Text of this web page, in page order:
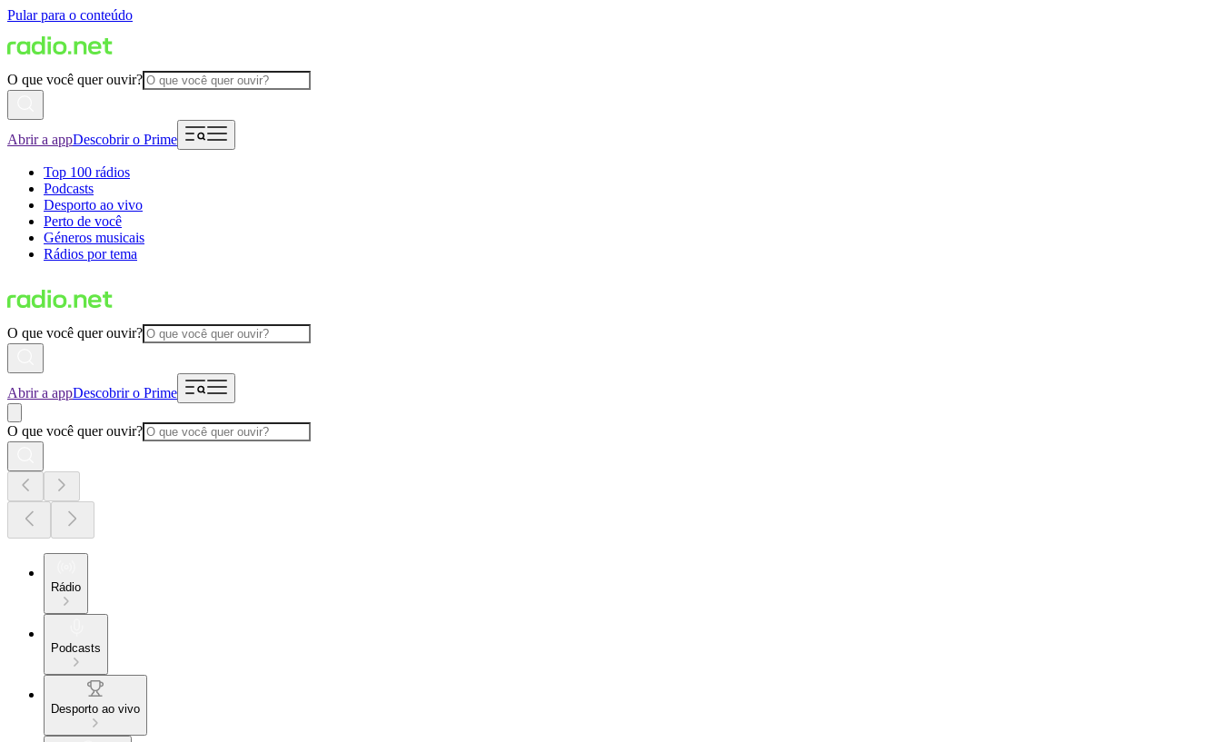
Pular para o conteúdo
O que você quer ouvir?
Abrir a appDescobrir o Prime
Top 100 rádios
Podcasts
Desporto ao vivo
Perto de você
Géneros musicais
Rádios por tema
O que você quer ouvir?
Abrir a appDescobrir o Prime
O que você quer ouvir?
Rádio
Podcasts
Desporto ao vivo